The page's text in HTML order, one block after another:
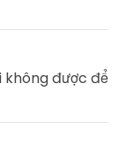
không được để